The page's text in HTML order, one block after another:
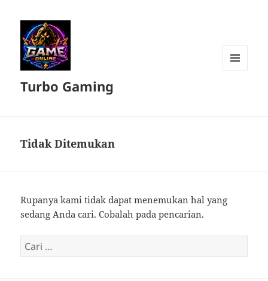
Turbo Gaming
Tidak Ditemukan
Rupanya kami tidak dapat menemukan hal yang
sedang Anda cari. Cobalah pada pencarian.
Cari
untuk: